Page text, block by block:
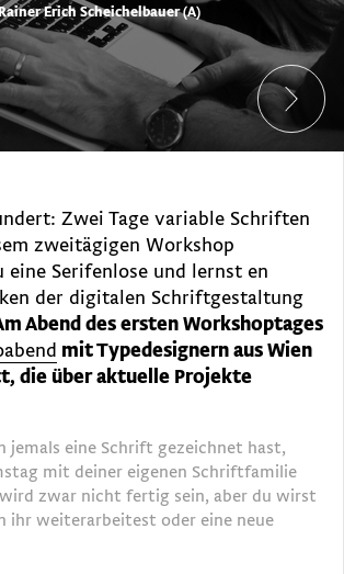
Erich Scheichelbauer (A)
Zwei Tage variable Schriften
zweitägigen Workshop
Serifenlose und lernst en
der digitalen Schriftgestaltung
Abend des ersten Workshoptages
mit Typedesignern aus Wien
die über aktuelle Projekte
jemals eine Schrift gezeichnet hast,
mit deiner eigenen Schriftfamilie
wird zwar nicht fertig sein, aber du wirst
ihr weiterarbeitest oder eine neue